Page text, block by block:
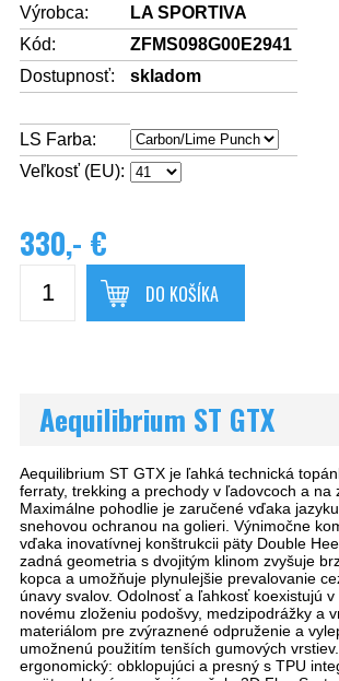
Výrobca:
LA SPORTIVA
Kód:
ZFMS098G00E2941
Dostupnosť:
skladom
LS Farba:
Veľkosť (EU):
330,- €
DO KOŠÍKA
Aequilibrium ST GTX
Aequilibrium ST GTX je ľahká technická
ferraty, trekking a prechody v ľadovcoch a na
Maximálne pohodlie je zaručené vďaka
snehovou ochranou na golieri. Výnimočne
vďaka inovatívnej konštrukcii päty Double
zadná geometria s dvojitým klinom zvyšuje
kopca a umožňuje plynulejšie prevalovanie
únavy svalov. Odolnosť a ľahkosť koexistujú
novému zloženiu podošvy, medzipodrážky a
materiálom pre zvýraznené odpruženie a
umožnenú použitím tenších gumových
ergonomický: obklopujúci a presný s TPU